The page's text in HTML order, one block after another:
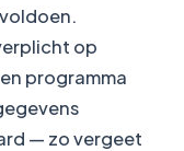
op
programma
— zo vergeet